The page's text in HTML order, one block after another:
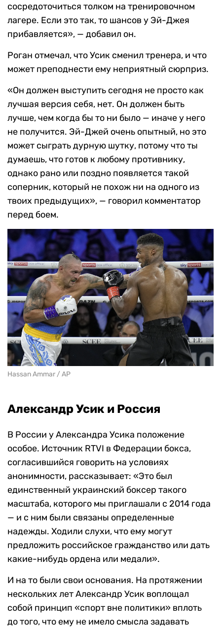
сосредоточиться толком на тренировочном
лагере. Если это так, то шансов у Эй-Джея
прибавляется», — добавил он.
Роган отмечал, что Усик сменил тренера, и что
может преподнести ему неприятный сюрприз.
«Он должен выступить сегодня не просто как
лучшая версия себя, нет. Он должен быть
лучше, чем когда бы то ни было — иначе у него
не получится. Эй-Джей очень опытный, но это
может сыграть дурную шутку, потому что ты
думаешь, что готов к любому противнику,
однако рано или поздно появляется такой
соперник, который не похож ни на одного из
твоих предыдущих», — говорил комментатор
перед боем.
Hassan Ammar / AP
Александр Усик и Россия
В России у Александра Усика положение
особое. Источник RTVI в Федерации бокса,
согласившийся говорить на условиях
анонимности, рассказывает: «Это был
единственный украинский боксер такого
масштаба, которого мы приглашали с 2014 года
— и с ним были связаны определенные
надежды. Ходили слухи, что ему могут
предложить российское гражданство или дать
какие-нибудь ордена или медали».
И на то были свои основания. На протяжении
нескольких лет Александр Усик воплощал
собой принцип «спорт вне политики» вплоть
до того, что ему не имело смысла задавать